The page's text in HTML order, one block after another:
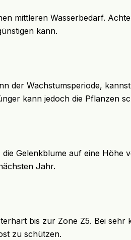
mittleren Wasserbedarf.
kann.
der Wachstumsperiode,
kann jedoch die Pflanzen
Gelenkblume auf eine
Jahr.
bis zur Zone Z5. Bei
zu schützen.